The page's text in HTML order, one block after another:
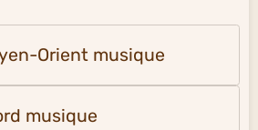
Orient musique
musique